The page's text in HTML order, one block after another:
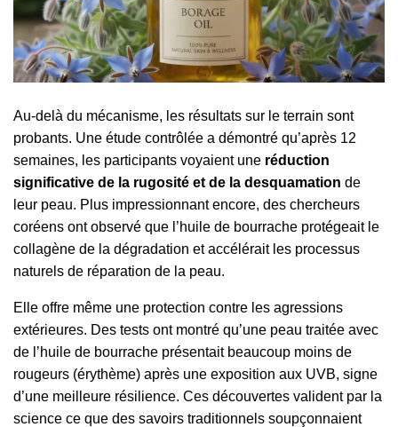
Au-delà du mécanisme, les résultats sur le terrain sont
probants. Une étude contrôlée a démontré qu’après 12
semaines, les participants voyaient une réduction
significative de la rugosité et de la desquamation de
leur peau. Plus impressionnant encore, des chercheurs
coréens ont observé que l’huile de bourrache protégeait le
collagène de la dégradation et accélérait les processus
naturels de réparation de la peau.
Elle offre même une protection contre les agressions
extérieures. Des tests ont montré qu’une peau traitée avec
de l’huile de bourrache présentait beaucoup moins de
rougeurs (érythème) après une exposition aux UVB, signe
d’une meilleure résilience. Ces découvertes valident par la
science ce que des savoirs traditionnels soupçonnaient